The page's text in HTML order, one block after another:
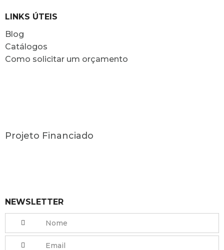
LINKS ÚTEIS
Blog
Catálogos
Como solicitar um orçamento
Projeto Financiado
NEWSLETTER